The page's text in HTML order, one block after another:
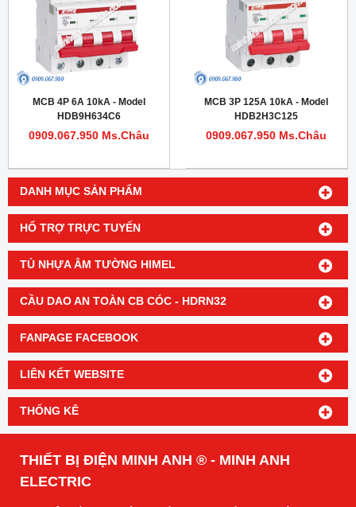
DANH MỤC SẢN PHẨM
HỔ TRỢ TRỰC TUYẾN
TỦ NHỰA ÂM TƯỜNG HIMEL
CẦU DAO AN TOÀN CB CÓC - HDRN32
FANPAGE FACEBOOK
LIÊN KẾT WEBSITE
THỐNG KÊ
MCB 4P 6A 10kA - Model
HDB9H634C6
0909.067.950 Ms.Châu
MCB 3P 125A 10kA - Model
HDB2H3C125
0909.067.950 Ms.Châu
THIẾT BỊ ĐIỆN MINH ANH ® - MINH ANH
ELECTRIC